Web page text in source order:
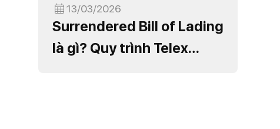
13/03/2026
Surrendered Bill of Lading
là gì? Quy trình Telex